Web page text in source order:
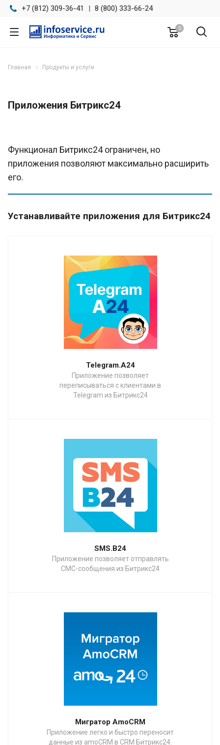
+7 (812) 309-36-41 | 8 (800) 333-66-24
0
Главная Продукты и услуги
Приложения Битрикс24
Функционал Битрикс24 ограничен, но
приложения позволяют максимально расширить
его.
Устанавливайте приложения для Битрикс24
Telegram.А24
Приложение позволяет
переписываться с клиентами в
Telegram из Битрикс24
SMS.B24
Приложение позволяет отправлять
СМС-сообщения из Битрикс24
Мигратор AmoCRM
Приложение легко и быстро переносит
данные из amoCRM в CRM Битрикс24.